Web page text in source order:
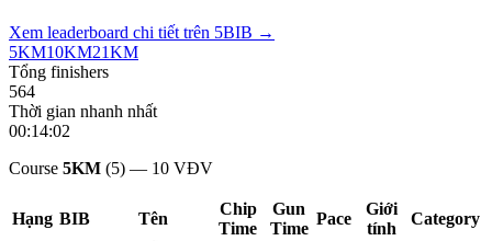
Xem leaderboard chi tiết trên 5BIB →
5KM10KM21KM
Tổng finishers
564
Thời gian nhanh nhất
00:14:02
Course 5KM (5) — 10 VĐV
Hạng BIB Tên
Chip
Time
Gun
Time
Pace
Giới
tính
Category